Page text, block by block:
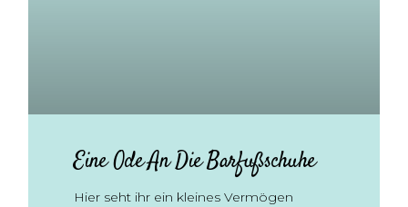
Eine Ode An Die Barfußschuhe
Hier seht ihr ein kleines Vermögen